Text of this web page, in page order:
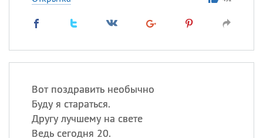
Вот поздравить необычно
Буду я стараться.
Другу лучшему на свете
Ведь сегодня 20.